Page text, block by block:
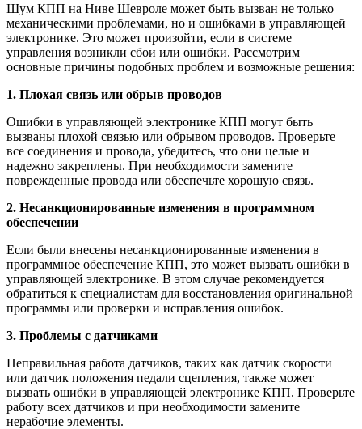
Шум КПП на Ниве Шевроле может быть вызван не только
механическими проблемами, но и ошибками в управляющей
электронике. Это может произойти, если в системе
управления возникли сбои или ошибки. Рассмотрим
основные причины подобных проблем и возможные решения:
1. Плохая связь или обрыв проводов
Ошибки в управляющей электронике КПП могут быть
вызваны плохой связью или обрывом проводов. Проверьте
все соединения и провода, убедитесь, что они целые и
надежно закреплены. При необходимости замените
поврежденные провода или обеспечьте хорошую связь.
2. Несанкционированные изменения в программном
обеспечении
Если были внесены несанкционированные изменения в
программное обеспечение КПП, это может вызвать ошибки в
управляющей электронике. В этом случае рекомендуется
обратиться к специалистам для восстановления оригинальной
программы или проверки и исправления ошибок.
3. Проблемы с датчиками
Неправильная работа датчиков, таких как датчик скорости
или датчик положения педали сцепления, также может
вызвать ошибки в управляющей электронике КПП. Проверьте
работу всех датчиков и при необходимости замените
нерабочие элементы.